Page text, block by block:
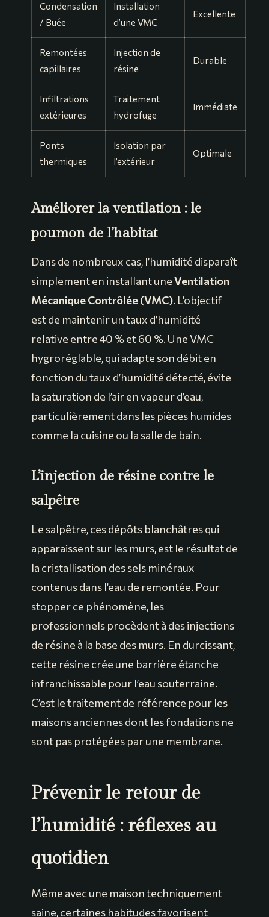
Condensation
/ Buée
Installation
d’une VMC
Excellente
Remontées
capillaires
Injection de
résine
Durable
Infiltrations
extérieures
Traitement
hydrofuge
Immédiate
Ponts
thermiques
Isolation par
l’extérieur
Optimale
Améliorer la ventilation : le
poumon de l’habitat
Dans de nombreux cas, l’humidité disparaît
simplement en installant uneVentilation
Mécanique Contrôlée (VMC). L’objectif
est de maintenir un taux d’humidité
relative entre 40 % et 60 %. Une VMC
hygroréglable, qui adapte son débit en
fonction du taux d’humidité détecté, évite
la saturation de l’air en vapeur d’eau,
particulièrement dans les pièces humides
comme la cuisine ou la salle de bain.
L’injection de résine contre le
salpêtre
Le salpêtre, ces dépôts blanchâtres qui
apparaissent sur les murs, est le résultat de
la cristallisation des sels minéraux
contenus dans l’eau de remontée. Pour
stopper ce phénomène, les
professionnels procèdent à des injections
de résine à la base des murs. En durcissant,
cette résine crée une barrière étanche
infranchissable pour l’eau souterraine.
C’est le traitement de référence pour les
maisons anciennes dont les fondations ne
sont pas protégées par une membrane.
Prévenir le retour de
l’humidité : réflexes au
quotidien
Même avec une maison techniquement
saine, certaines habitudes favorisent